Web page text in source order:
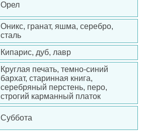
Орел
Оникс, гранат, яшма, серебро,
сталь
Кипарис, дуб, лавр
Круглая печать, темно-синий
бархат, старинная книга,
серебряный перстень, перо,
строгий карманный платок
Суббота